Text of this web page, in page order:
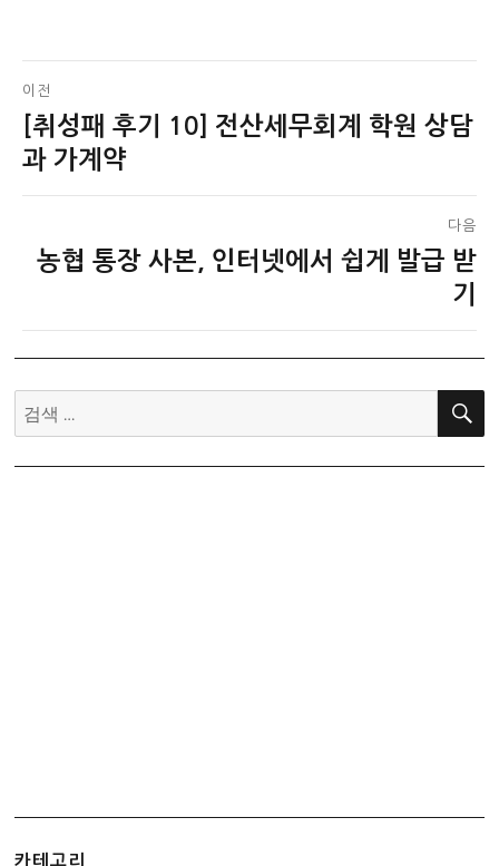
글
탐
색
이전
이
전
[취성패 후기 10] 전산세무회계 학원 상담
과 가계약
다음
다농협 통장 사본, 인터넷에서 쉽게 발급 받
기
검
색:
검
카테고리